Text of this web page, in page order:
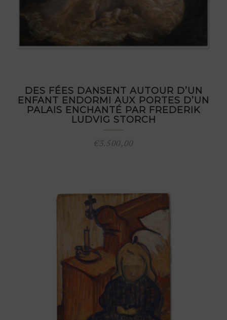
DES FÉES DANSENT AUTOUR D’UN
ENFANT ENDORMI AUX PORTES D’UN
PALAIS ENCHANTÉ PAR FREDERIK
LUDVIG STORCH
€3.500,00